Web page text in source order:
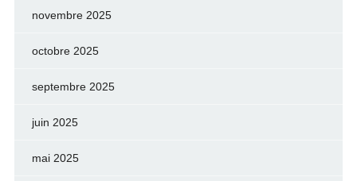
novembre 2025
octobre 2025
septembre 2025
juin 2025
mai 2025